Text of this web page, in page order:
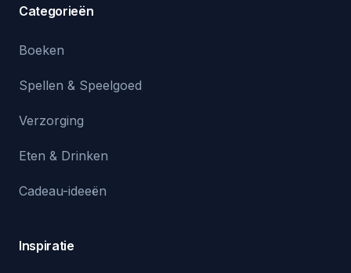
Categorieën
Boeken
Spellen & Speelgoed
Verzorging
Eten & Drinken
Cadeau-ideeën
Inspiratie